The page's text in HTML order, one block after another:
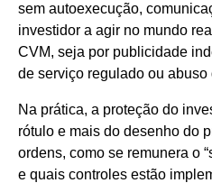
sem autoexecução,
investidor a agir no mundo
CVM, seja por publicidade
de serviço regulado ou abuso
Na prática, a proteção do
rótulo e mais do desenho do
ordens, como se remunera o
e quais controles estão